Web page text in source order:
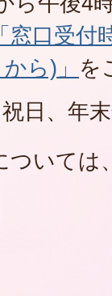
「窓口受
ら)」 を
日、年
ついては